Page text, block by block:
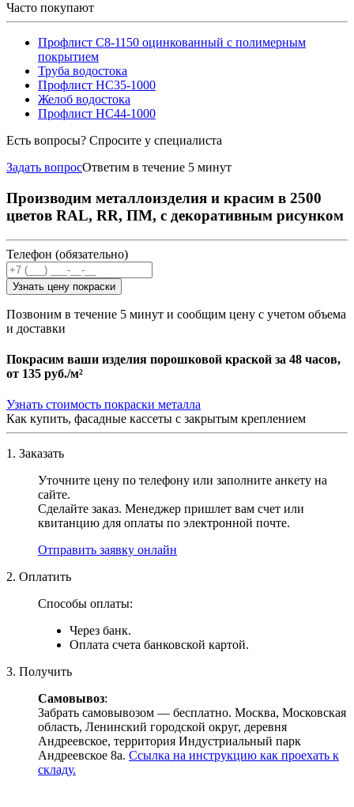
Часто покупают
Профлист С8-1150 оцинкованный с полимерным
покрытием
Труба водостока
Профлист НС35-1000
Желоб водостока
Профлист НС44-1000
Есть вопросы? Спросите у специалиста
Задать вопросОтветим в течение 5 минут
Производим металлоизделия и красим в 2500
цветов RAL, RR, ПМ, с декоративным рисунком
Телефон (обязательно)
Узнать цену покраски
Позвоним в течение 5 минут и сообщим цену с учетом объема
и доставки
Покрасим ваши изделия порошковой краской за 48 часов,
от 135 руб./м²
Узнать стоимость покраски металла
Как купить, фасадные кассеты с закрытым креплением
1. Заказать
Уточните цену по телефону или заполните анкету на
сайте.
Сделайте заказ. Менеджер пришлет вам счет или
квитанцию для оплаты по электронной почте.
Отправить заявку онлайн
2. Оплатить
Способы оплаты:
Через банк.
Оплата счета банковской картой.
3. Получить
Самовывоз:
Забрать самовывозом — бесплатно. Москва, Московская
область, Ленинский городской округ, деревня
Андреевское, территория Индустриальный парк
Андреевское 8а. Ссылка на инструкцию как проехать к
складу.